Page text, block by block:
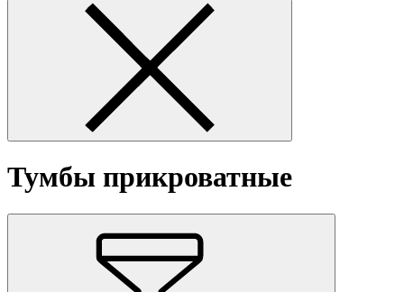
Тумбы прикроватные